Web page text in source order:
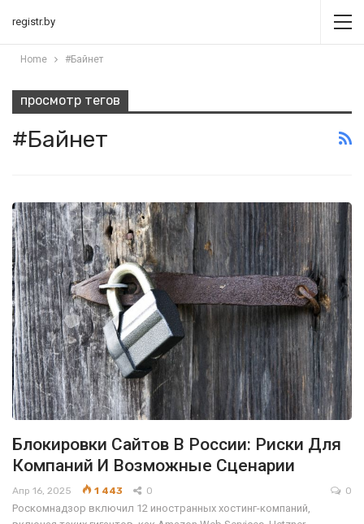
registr.by
Home #Байнет
просмотр тегов
#Байнет
Блокировки Сайтов В России: Риски Для
Компаний И Возможные Сценарии
Апр 16, 2025 1 443 0 0
Роскомнадзор включил 12 иностранных хостинг-компаний,